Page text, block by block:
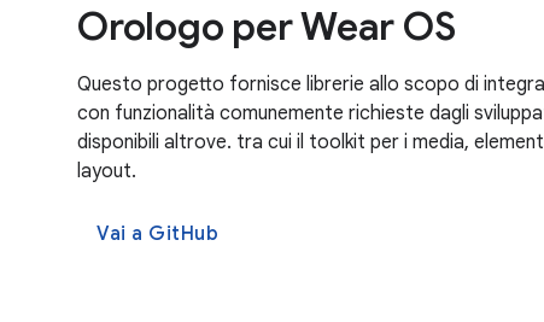
Orologo per Wear OS
Questo progetto fornisce librerie allo scopo di
con funzionalità comunemente richieste dagli
disponibili altrove. tra cui il toolkit per i media,
layout.
Vai a GitHub